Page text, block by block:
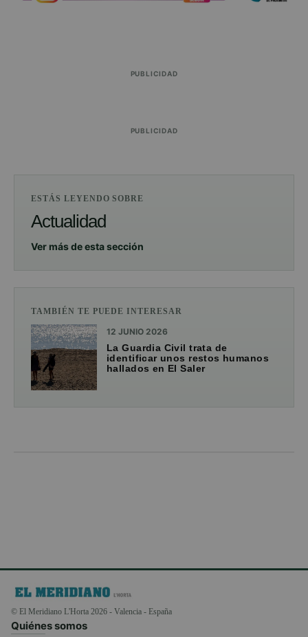
PUBLICIDAD
PUBLICIDAD
ESTÁS LEYENDO SOBRE
Actualidad
Ver más de esta sección
TAMBIÉN TE PUEDE INTERESAR
12 JUNIO 2026
La Guardia Civil trata de
identificar unos restos humanos
hallados en El Saler
© El Meridiano L'Horta 2026 - Valencia - España
Quiénes somos